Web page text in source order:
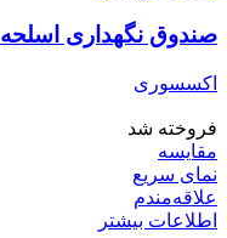
صندوق نگهداری اسلحه 150
اکسسوری
فروخته شد
مقایسه
نمای سریع
علاقه‌مندم
اطلاعات بیشتر